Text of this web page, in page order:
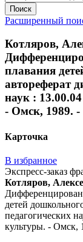
Поиск
Расширенный
Котляров,
плавания
автореферат
наук :
- Омск, 1989. -
Карточка
В избранное
Экспресс-заказ
Котляров,
детей
педагогических
культуры. - Омск,